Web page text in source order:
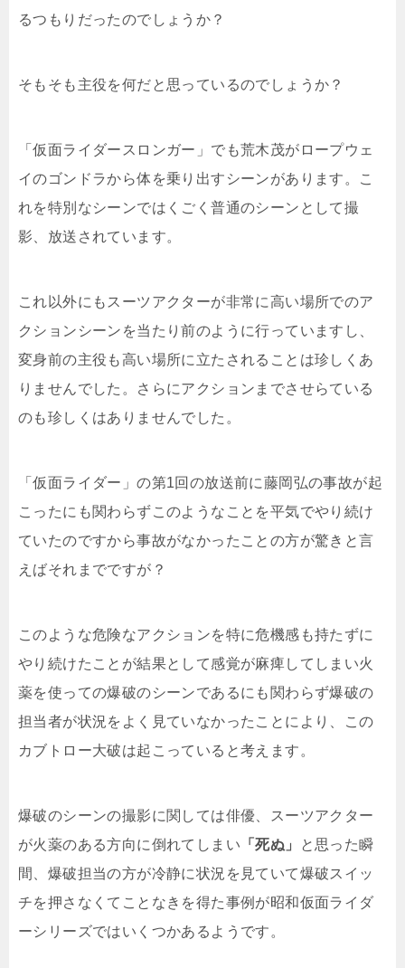
るつもりだったのでしょうか？
そもそも主役を何だと思っているのでしょうか？
「仮面ライダースロンガー」でも荒木茂がロープウェ
イのゴンドラから体を乗り出すシーンがあります。こ
れを特別なシーンではくごく普通のシーンとして撮
影、放送されています。
これ以外にもスーツアクターが非常に高い場所でのア
クションシーンを当たり前のように行っていますし、
変身前の主役も高い場所に立たされることは珍しくあ
りませんでした。さらにアクションまでさせらている
のも珍しくはありませんでした。
「仮面ライダー」の第1回の放送前に藤岡弘の事故が起
こったにも関わらずこのようなことを平気でやり続け
ていたのですから事故がなかったことの方が驚きと言
えばそれまでですが？
このような危険なアクションを特に危機感も持たずに
やり続けたことが結果として感覚が麻痺してしまい火
薬を使っての爆破のシーンであるにも関わらず爆破の
担当者が状況をよく見ていなかったことにより、この
カブトロー大破は起こっていると考えます。
爆破のシーンの撮影に関しては俳優、スーツアクター
が火薬のある方向に倒れてしまい 「死ぬ」
と思った瞬
間、爆破担当の方が冷静に状況を見ていて爆破スイッ
チを押さなくてことなきを得た事例が昭和仮面ライダ
ーシリーズではいくつかあるようです。